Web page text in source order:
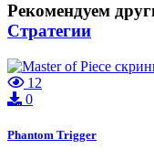
Рекомендуем
Стратегии
12
0
Phantom Trigger